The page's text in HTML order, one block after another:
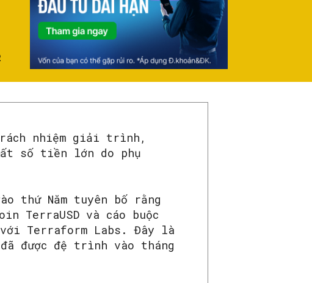
nhiệm giải trình,
số tiền lớn do phụ
thứ Năm tuyên bố rằng
TerraUSD và cáo buộc
Terraform Labs. Đây là
được đệ trình vào tháng